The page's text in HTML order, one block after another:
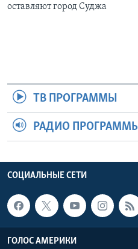
оставляют город Суджа
ТВ ПРОГРАММЫ
РАДИО ПРОГРАММЫ
СОЦИАЛЬНЫЕ СЕТИ
ГОЛОС АМЕРИКИ